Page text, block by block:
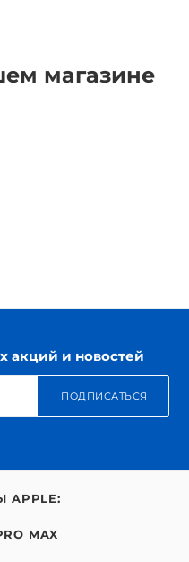
магазине
акций и новостей
ПОДПИСАТЬСЯ
MAX